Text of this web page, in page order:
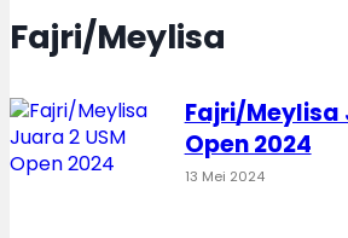
Fajri/Meylisa
Fajri/Meylisa
Open 2024
13 Mei 2024